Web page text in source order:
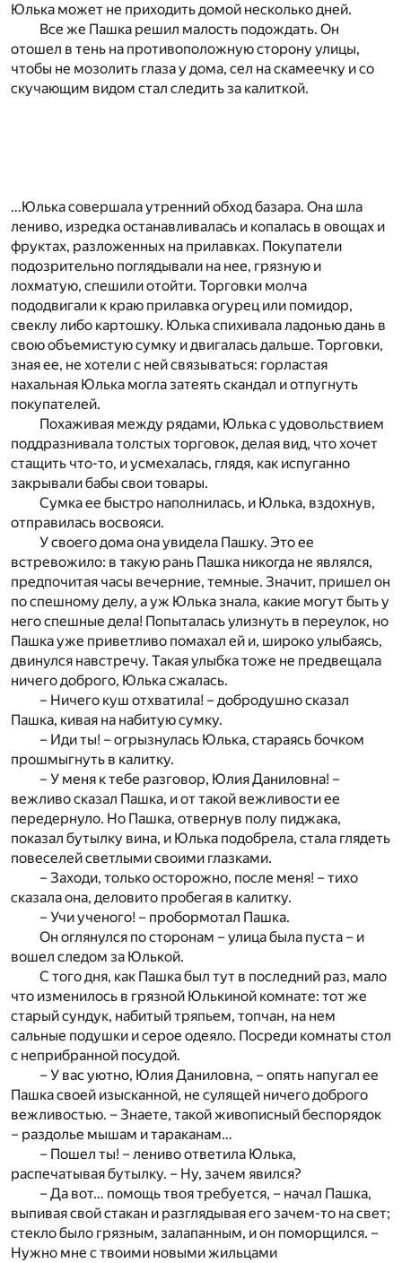
Юлька может не приходить домой несколько дней.
Все же Пашка решил малость подождать. Он
отошел в тень на противоположную сторону улицы,
чтобы не мозолить глаза у дома, сел на скамеечку и со
скучающим видом стал следить за калиткой.
…Юлька совершала утренний обход базара. Она шла
лениво, изредка останавливалась и копалась в овощах и
фруктах, разложенных на прилавках. Покупатели
подозрительно поглядывали на нее, грязную и
лохматую, спешили отойти. Торговки молча
пододвигали к краю прилавка огурец или помидор,
свеклу либо картошку. Юлька спихивала ладонью дань в
свою объемистую сумку и двигалась дальше. Торговки,
зная ее, не хотели с ней связываться: горластая
нахальная Юлька могла затеять скандал и отпугнуть
покупателей.
Похаживая между рядами, Юлька с удовольствием
поддразнивала толстых торговок, делая вид, что хочет
стащить что-то, и усмехалась, глядя, как испуганно
закрывали бабы свои товары.
Сумка ее быстро наполнилась, и Юлька, вздохнув,
отправилась восвояси.
У своего дома она увидела Пашку. Это ее
встревожило: в такую рань Пашка никогда не являлся,
предпочитая часы вечерние, темные. Значит, пришел он
по спешному делу, а уж Юлька знала, какие могут быть у
него спешные дела! Попыталась улизнуть в переулок, но
Пашка уже приветливо помахал ей и, широко улыбаясь,
двинулся навстречу. Такая улыбка тоже не предвещала
ничего доброго, Юлька сжалась.
– Ничего куш отхватила! – добродушно сказал
Пашка, кивая на набитую сумку.
– Иди ты! – огрызнулась Юлька, стараясь бочком
прошмыгнуть в калитку.
– У меня к тебе разговор, Юлия Даниловна! –
вежливо сказал Пашка, и от такой вежливости ее
передернуло. Но Пашка, отвернув полу пиджака,
показал бутылку вина, и Юлька подобрела, стала глядеть
повеселей светлыми своими глазками.
– Заходи, только осторожно, после меня! – тихо
сказала она, деловито пробегая в калитку.
– Учи ученого! – пробормотал Пашка.
Он оглянулся по сторонам – улица была пуста – и
вошел следом за Юлькой.
С того дня, как Пашка был тут в последний раз, мало
что изменилось в грязной Юлькиной комнате: тот же
старый сундук, набитый тряпьем, топчан, на нем
сальные подушки и серое одеяло. Посреди комнаты стол
с неприбранной посудой.
– У вас уютно, Юлия Даниловна, – опять напугал ее
Пашка своей изысканной, не сулящей ничего доброго
вежливостью. – Знаете, такой живописный беспорядок
– раздолье мышам и тараканам…
– Пошел ты! – лениво ответила Юлька,
распечатывая бутылку. – Ну, зачем явился?
– Да вот… помощь твоя требуется, – начал Пашка,
выпивая свой стакан и разглядывая его зачем-то на свет;
стекло было грязным, залапанным, и он поморщился. –
Нужно мне с твоими новыми жильцами